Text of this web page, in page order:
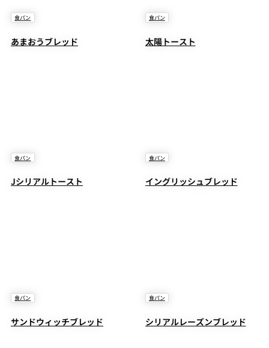
食パン
あまおうブレッド
食パン
太陽トースト
食パン
Jシリアルトースト
食パン
イングリッシュブレッド
食パン
サンドウィッチブレッド
食パン
シリアルレーズンブレッド